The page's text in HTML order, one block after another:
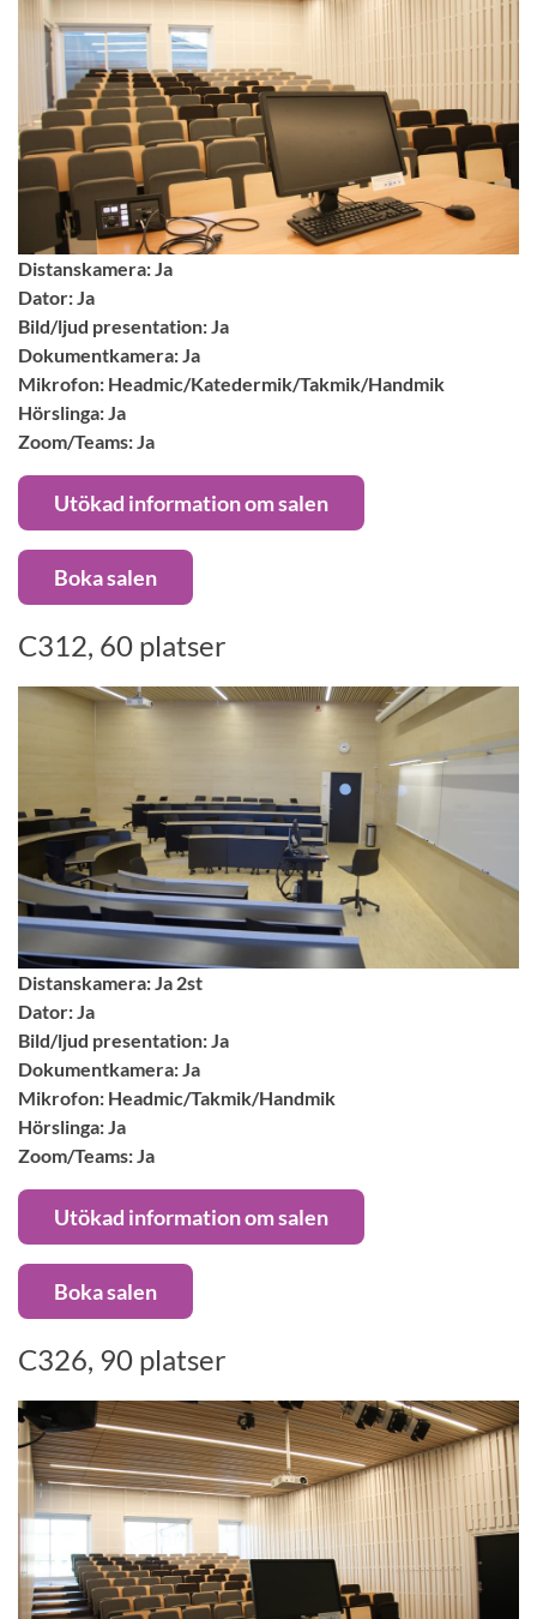
Distanskamera: Ja
Dator: Ja
Bild/ljud presentation: Ja
Dokumentkamera: Ja
Mikrofon: Headmic/Katedermik/Takmik/Handmik
Hörslinga: Ja
Zoom/Teams: Ja
Utökad information om salen
Boka salen
C312, 60 platser
Distanskamera: Ja 2st
Dator: Ja
Bild/ljud presentation: Ja
Dokumentkamera: Ja
Mikrofon: Headmic/Takmik/Handmik
Hörslinga: Ja
Zoom/Teams: Ja
Utökad information om salen
Boka salen
C326, 90 platser